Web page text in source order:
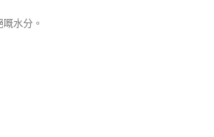
水分。